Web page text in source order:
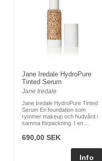
Jane Iredale HydroPure
Tinted Serum
Jane Iredale
Jane Iredale HydroPure Tinted
Serum En foundation som
rymmer makeup och hudvård i
samma förpackning. I en ...
690,00 SEK